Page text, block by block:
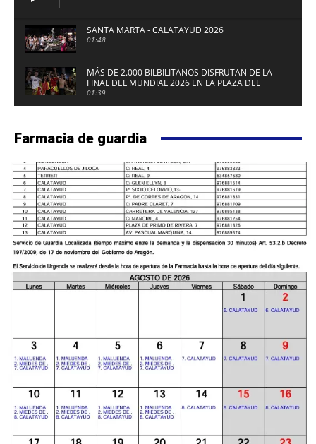
SANTA MARTA - CALATAYUD 2026
01:48
MÁS DE 2.000 BILBILITANOS DISFRUTAN DE LA
FINAL DEL MUNDIAL 2026 EN LA PLAZA DEL
FUERTE DE CALATAYUD
01:39
Farmacia de guardia